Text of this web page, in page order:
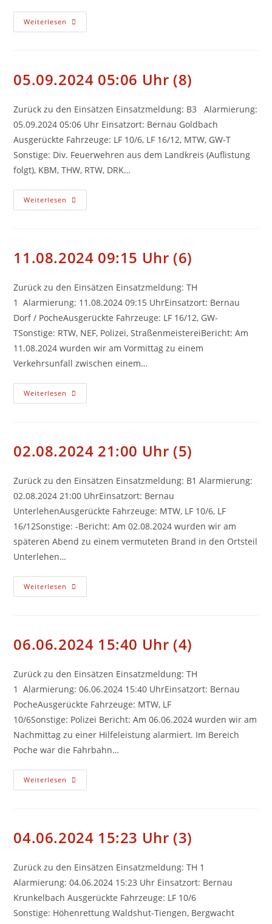
Weiterlesen 08.09.2024
18:31
05.09.2024 05:06 Uhr (8)
Zurück zu den Einsätzen Einsatzmeldung: B3 Alarmierung:
05.09.2024 05:06 Uhr Einsatzort: Bernau Goldbach
Ausgerückte Fahrzeuge: LF 10/6, LF 16/12, MTW, GW-T
Sonstige: Div. Feuerwehren aus dem Landkreis (Auflistung
folgt), KBM, THW, RTW, DRK…
Weiterlesen 05.09.2024
05:06
11.08.2024 09:15 Uhr (6)
Zurück zu den Einsätzen Einsatzmeldung: TH
1 Alarmierung: 11.08.2024 09:15 UhrEinsatzort: Bernau
Dorf / PocheAusgerückte Fahrzeuge: LF 16/12, GW-
TSonstige: RTW, NEF, Polizei, StraßenmeistereiBericht: Am
11.08.2024 wurden wir am Vormittag zu einem
Verkehrsunfall zwischen einem…
Weiterlesen 11.08.2024
09:15
02.08.2024 21:00 Uhr (5)
Zurück zu den Einsätzen Einsatzmeldung: B1 Alarmierung:
02.08.2024 21:00 UhrEinsatzort: Bernau
UnterlehenAusgerückte Fahrzeuge: MTW, LF 10/6, LF
16/12Sonstige: -Bericht: Am 02.08.2024 wurden wir am
späteren Abend zu einem vermuteten Brand in den Ortsteil
Unterlehen…
Weiterlesen 02.08.2024
21:00
06.06.2024 15:40 Uhr (4)
Zurück zu den Einsätzen Einsatzmeldung: TH
1 Alarmierung: 06.06.2024 15:40 UhrEinsatzort: Bernau
PocheAusgerückte Fahrzeuge: MTW, LF
10/6Sonstige: Polizei Bericht: Am 06.06.2024 wurden wir am
Nachmittag zu einer Hilfeleistung alarmiert. Im Bereich
Poche war die Fahrbahn…
Weiterlesen 06.06.2024
15:40
04.06.2024 15:23 Uhr (3)
Zurück zu den Einsätzen Einsatzmeldung: TH 1
Alarmierung: 04.06.2024 15:23 Uhr Einsatzort: Bernau
Krunkelbach Ausgerückte Fahrzeuge: LF 10/6
Sonstige: Höhenrettung Waldshut-Tiengen, Bergwacht